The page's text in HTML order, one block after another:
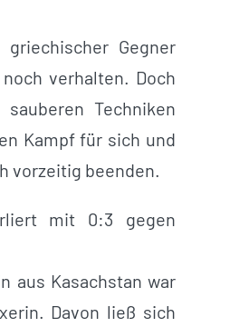
Gegner
verhalten. Doch
Techniken
Kampf für sich und
vorzeitig beenden.
mit 0:3 gegen
aus Kasachstan war
Davon ließ sich